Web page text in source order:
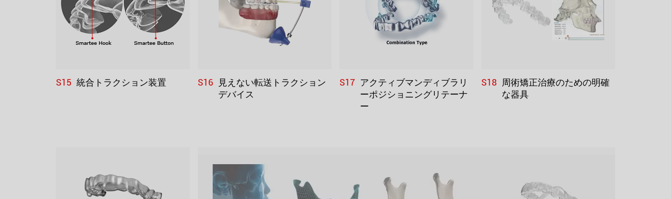
S15 統合トラクション装置 S16
見えない転送トラクション
デバイス
S17 アクティブマンディブラリ
ーポジショニングリテーナ
ー
S18 周術矯正治療のための明確
な器具